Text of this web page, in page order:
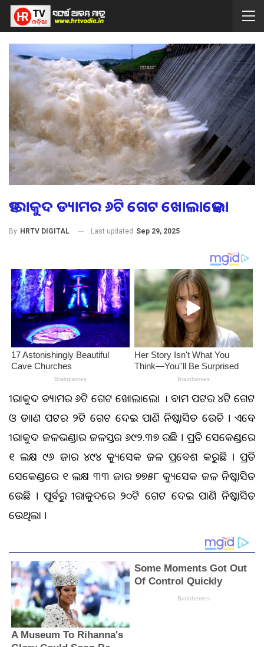
ହୀରାକୁଦ ଡ୍ୟାମର ୬ଟି ଗେଟ ଖୋଲାହେଲା
By HRTV DIGITAL Last updated Sep 29, 2025
ହୀରାକୁଦ ଡ୍ୟାମର ୬ଟି ଗେଟ ଖୋଲାହେଲା ା ବାମ ପଟର ୪ଟି ଗେଟ
ଓ ଡାହାଣ ପଟର ୨ଟି ଗେଟ ଦେଇ ପାଣି ନିଷ୍କାସିତ ହେଉଚି । ଏବେ
ହୀରାକୁଦ ଜଳଭଣ୍ଡାର ଜଳସ୍ତର ୬୯୨.୩୭ ରହିଛି । ପ୍ରତି ସେକେଣ୍ଡରେ
୧ ଲକ୍ଷ ୯୬ ହଜାର ୪୯୪ କ୍ୟୁସେକ ଜଳ ପ୍ରବେଶ କରୁଛି । ପ୍ରତି
ସେକେଣ୍ଡରେ ୧ ଲକ୍ଷ ୩୩ ହଜାର ୭୭୫୮ କ୍ୟୁସେକ ଜଳ ନିଷ୍କାସିତ
ହେଉଛି । ପୂର୍ବରୁ ହୀରାକୁଦରେ ୨୦ଟି ଗେଟ ଦେଇ ପାଣି ନିଷ୍କାସିତ
ହେଉଥିଲା ।